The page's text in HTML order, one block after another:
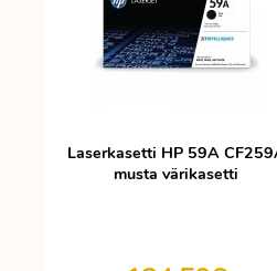
Laserkasetti HP 59A
musta värikasetti